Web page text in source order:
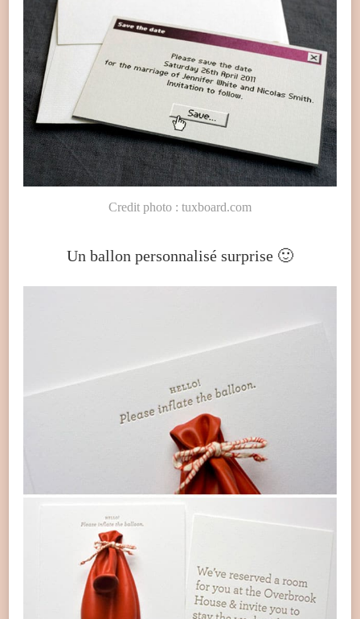
Credit photo : tuxboard.com
Un ballon personnalisé surprise 🙂